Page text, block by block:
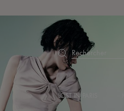
Rechercher
LOST IN PARIS